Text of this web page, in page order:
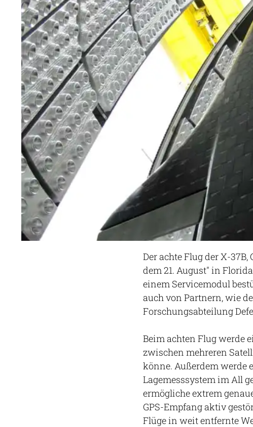
Der achte Flug der X-
dem 21. August" in
einem Servicemodul
auch von Partnern, wie
Forschungsabteilung
Beim achten Flug werde
zwischen mehreren
könne. Außerdem werde
Lagemesssystem im All
ermögliche extrem
GPS-Empfang aktiv
Flüge in weit entfernte